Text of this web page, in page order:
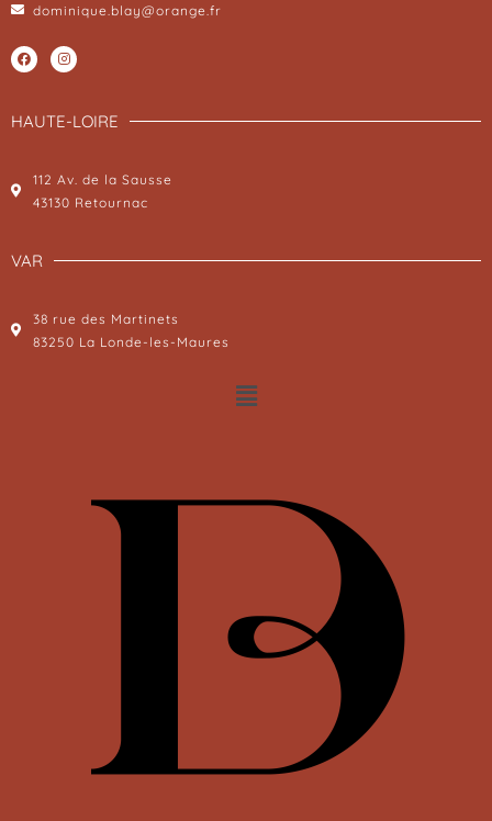
dominique.blay@orange.fr
HAUTE-LOIRE
112 Av. de la Sausse
43130 Retournac
VAR
38 rue des Martinets
83250 La Londe-les-Maures